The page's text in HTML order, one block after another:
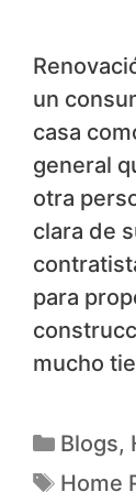
un
casa
general
otra
clara de
para
mucho
Blogs,
Home